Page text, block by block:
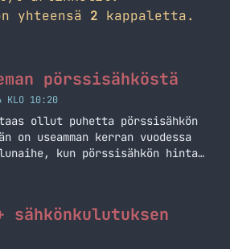
yhteensä 2 kappaletta.
pörssisähköstä
KLO 10:20
ollut puhetta pörssisähkön
on useamman kerran vuodessa
kun pörssisähkön hinta
omat "kaksi senttiä" tästä
sähkönkulutuksen